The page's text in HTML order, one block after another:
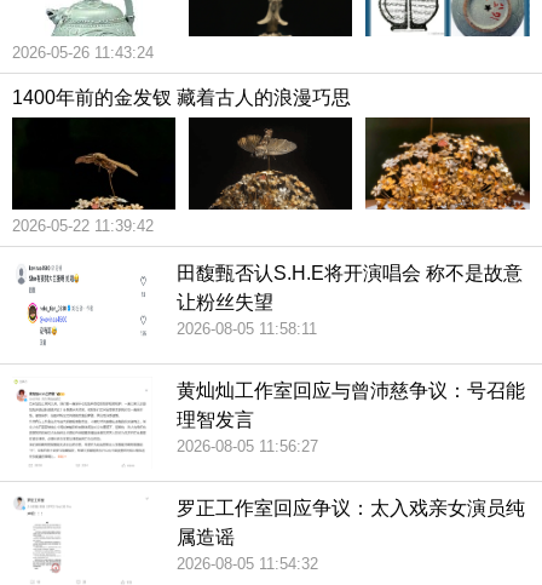
2026-05-26 11:43:24
1400年前的金发钗 藏着古人的浪漫巧思
2026-05-22 11:39:42
田馥甄否认S.H.E将开演唱会 称不是故意
让粉丝失望
2026-08-05 11:58:11
黄灿灿工作室回应与曾沛慈争议：号召能
理智发言
2026-08-05 11:56:27
罗正工作室回应争议：太入戏亲女演员纯
属造谣
2026-08-05 11:54:32